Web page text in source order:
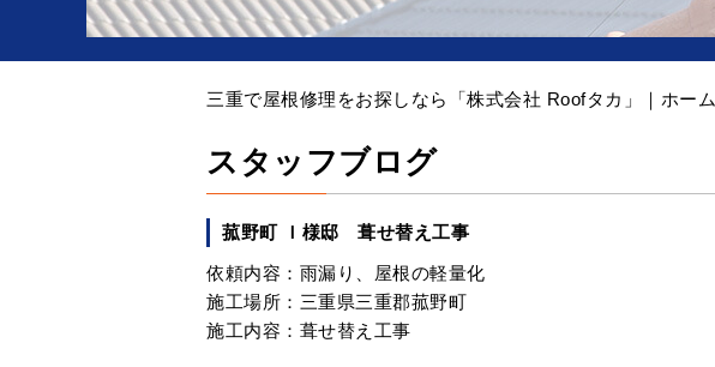
三重で屋根修理をお探しなら「株式会社 Roofタカ」｜ホーム
スタッフブログ
菰野町 Ｉ様邸 葺せ替え工事
依頼内容：雨漏り、
屋根の軽量化
施工場所：三重県三重郡菰野町
施工内容：葺せ替え工事